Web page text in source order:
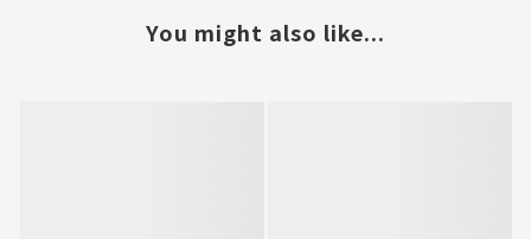
You might also like...